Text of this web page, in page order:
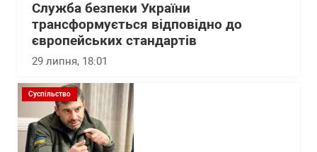
Служба безпеки України
трансформується відповідно до
європейських стандартів
29 липня, 18:01
Суспільство